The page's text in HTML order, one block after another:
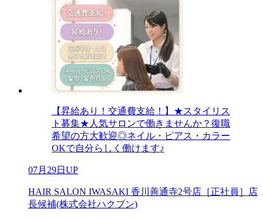
【昇給あり！交通費支給！】★スタイリス
ト募集★人気サロンで働きませんか？復職
希望の方大歓迎◎ネイル・ピアス・カラー
OKで自分らしく働けます♪
07月29日UP
HAIR SALON IWASAKI 香川善通寺2号店［正社員］店
長候補(株式会社ハクブン)